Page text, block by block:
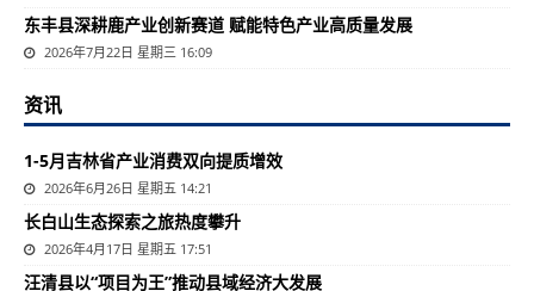
东丰县深耕鹿产业创新赛道 赋能特色产业高质量发展
2026年7月22日 星期三 16:09
资讯
1-5月吉林省产业消费双向提质增效
2026年6月26日 星期五 14:21
长白山生态探索之旅热度攀升
2026年4月17日 星期五 17:51
汪清县以“项目为王”推动县域经济大发展